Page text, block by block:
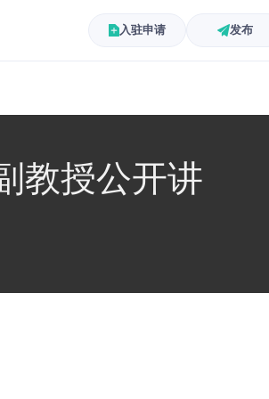
入驻申请 发布
教授公开讲